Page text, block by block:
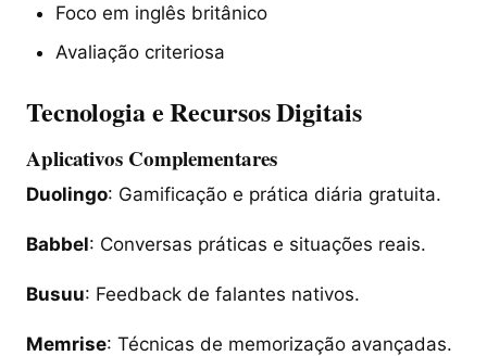
Foco em inglês britânico
Avaliação criteriosa
Tecnologia e Recursos Digitais
Aplicativos Complementares
Duolingo: Gamificação e prática diária gratuita.
Babbel: Conversas práticas e situações reais.
Busuu: Feedback de falantes nativos.
Memrise: Técnicas de memorização avançadas.